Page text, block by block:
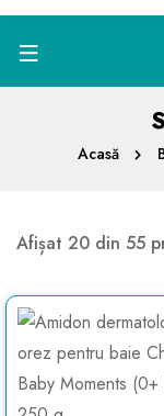
Acasă
Afișat 20 din 55